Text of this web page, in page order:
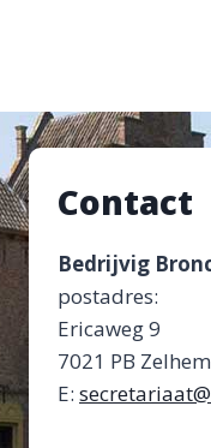
Contact
Bedrijvig
postadres:
Ericaweg 9
7021 PB Zelhem
E: